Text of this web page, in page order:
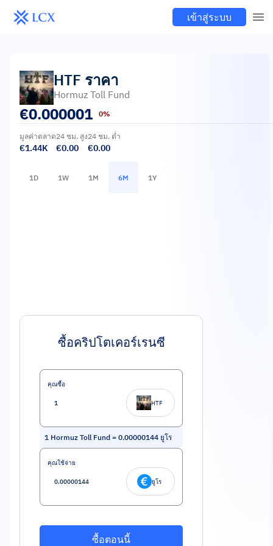
เข้าสู่ระบบ
HTF ราคา
Hormuz Toll Fund
€0.000001 0%
มูลค่าตลาด
€1.44K
24 ชม. สูง
€0.00
24 ชม. ต่ำ
€0.00
1D 1W 1M 6M 1Y
ซื้อคริปโตเคอร์เรนซี
คุณซื้อ
HTF
1 Hormuz Toll Fund = 0.00000144 ยูโร
คุณใช้จ่าย
ยูโร
ซื้อตอนนี้